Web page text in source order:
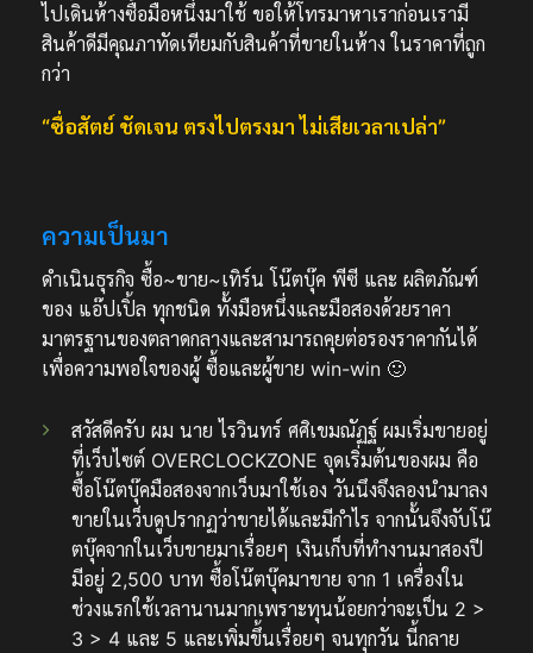
ไปเดินห้างซื้อมือหนึ่งมาใช้ ขอให้โทรมาหาเราก่อนเรามี
สินค้าดีมีคุณภาทัดเทียมกับสินค้าที่ขายในห้าง ในราคาที่ถูก
กว่า
“ซื่อสัตย์ ชัดเจน ตรงไปตรงมา ไม่เสียเวลาเปล่า”
ความเป็นมา
ดำเนินธุรกิจ ซื้อ~ขาย~เทิร์น โน๊ตบุ๊ค พีซี และ ผลิตภัณฑ์
ของ แอ๊ปเปิ้ล ทุกชนิด ทั้งมือหนึ่งและมือสองด้วยราคา
มาตรฐานของตลาดกลางและสามารถคุยต่อรองราคากันได้
เพื่อความพอใจของผู้ ซื้อและผู้ขาย win-win 🙂
สวัสดีครับ ผม นาย ไรวินทร์ ศศิเขมณัฏฐ์ ผมเริ่มขายอยู่
ที่เว็บไซต์ OVERCLOCKZONE จุดเริ่มต้นของผม คือ
ซื้อโน๊ตบุ๊คมือสองจากเว็บมาใช้เอง วันนึงจึงลองนำมาลง
ขายในเว็บดูปรากฏว่าขายได้และมีกำไร จากนั้นจึงจับโน๊
ตบุ๊คจากในเว็บขายมาเรื่อยๆ เงินเก็บที่ทำงานมาสองปี
มีอยู่ 2,500 บาท ซื้อโน๊ตบุ๊คมาขาย จาก 1 เครื่องใน
ช่วงแรกใช้เวลานานมากเพราะทุนน้อยกว่าจะเป็น 2 >
3 > 4 และ 5 และเพิ่มขึ้นเรื่อยๆ จนทุกวัน นี้กลาย